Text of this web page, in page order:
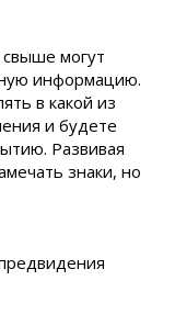
могут
информацию.
в какой из
и будете
Развивая
знаки, но